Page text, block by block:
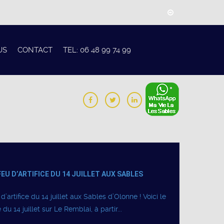
CONTACT TEL: 06 48 99 74 99
D’ARTIFICE DU 14 JUILLET AUX SABLES
du 14 juillet aux Sables d’Olonne ! Voici le
du 14 juillet sur Le Remblai, à partir...